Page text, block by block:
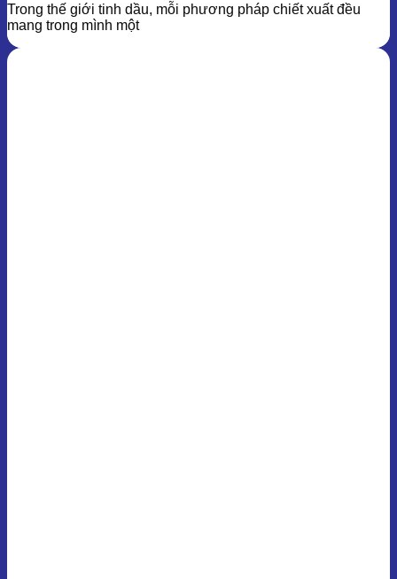
Trong thế giới tinh dầu, mỗi phương pháp chiết xuất đều
mang trong mình một